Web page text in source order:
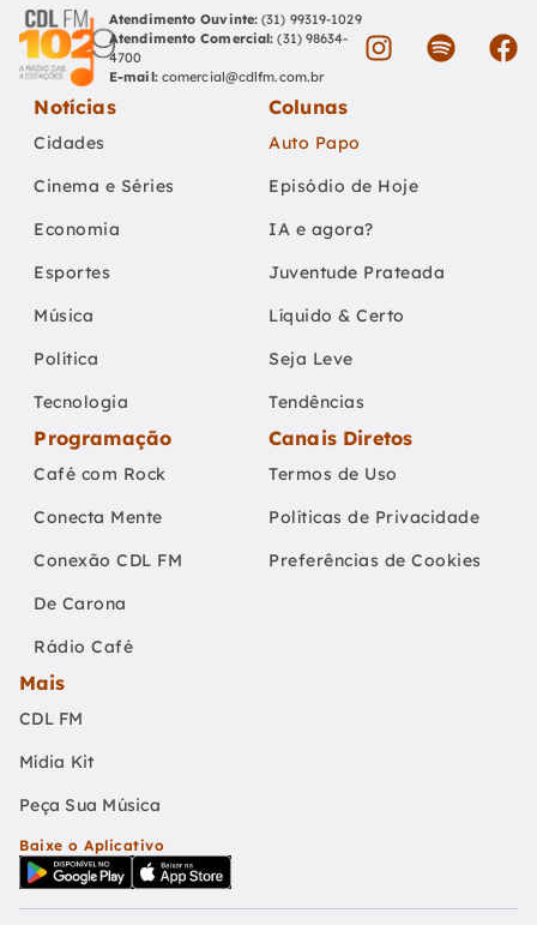
Atendimento Ouvinte: (31) 99319-1029
Atendimento Comercial: (31) 98634-
4700
E-mail: comercial@cdlfm.com.br
Notícias
Cidades
Cinema e Séries
Economia
Esportes
Música
Política
Tecnologia
Colunas
Auto Papo
Episódio de Hoje
IA e agora?
Juventude Prateada
Líquido & Certo
Seja Leve
Tendências
Programação
Café com Rock
Conecta Mente
Conexão CDL FM
De Carona
Rádio Café
Canais Diretos
Termos de Uso
Políticas de Privacidade
Preferências de Cookies
Mais
CDL FM
Mídia Kit
Peça Sua Música
Baixe o Aplicativo